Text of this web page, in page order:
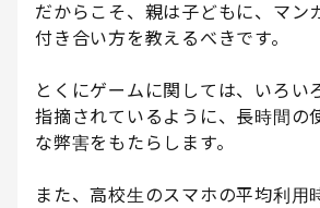
だからこそ、親は子どもに、マン
付き合い方を教えるべきです。
とくにゲームに関しては、いろい
指摘されているように、長時間の
な弊害をもたらします。
また、高校生のスマホの平均利用